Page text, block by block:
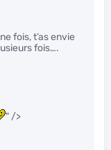
fois, t’as envie
fois….
" />